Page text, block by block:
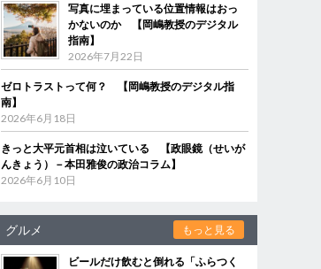
写真に埋まっている位置情報はおっ
かないのか 【岡嶋教授のデジタル
指南】
2026年7月22日
ゼロトラストって何？ 【岡嶋教授のデジタル指
南】
2026年6月18日
きっと大平元首相は泣いている 【政眼鏡（せいが
んきょう）－本田雅俊の政治コラム】
2026年6月10日
グルメ もっと見る
ビールだけ飲むと倒れる「ふらつく